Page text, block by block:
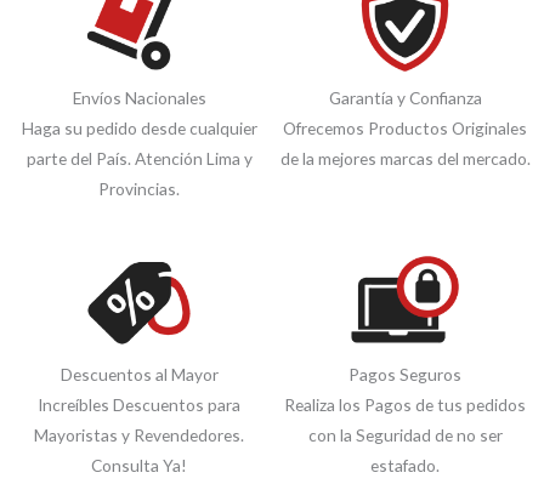
Envíos Nacionales
Haga su pedido desde cualquier
parte del País. Atención Lima y
Provincias.
Garantía y Confianza
Ofrecemos Productos Originales
de la mejores marcas del mercado.
Descuentos al Mayor
Increíbles Descuentos para
Mayoristas y Revendedores.
Consulta Ya!
Pagos Seguros
Realiza los Pagos de tus pedidos
con la Seguridad de no ser
estafado.